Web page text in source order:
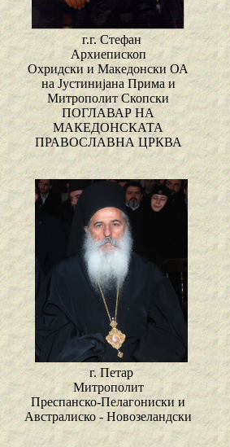
г.г. Стефан
Архиепископ
Охридски и Македонски ОА
на Јустинијана Прима и
Митрополит Скопски
ПОГЛАВАР НА
МАКЕДОНСКАТА
ПРАВОСЛАВНА ЦРКВА
г. Петар
Митрополит
Преспанско-Пелагониски и
Австралиско - Новозеландски